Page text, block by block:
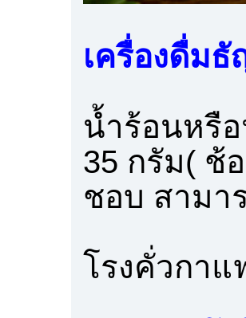
เครื่องดื่ม
น้ำร้อนหรื
35 กรัม( ช้
ชอบ สามา
โรงคั่วกา